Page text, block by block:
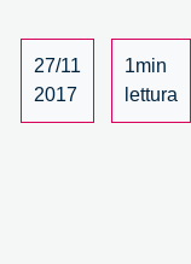
27/11
2017
1min
lettura